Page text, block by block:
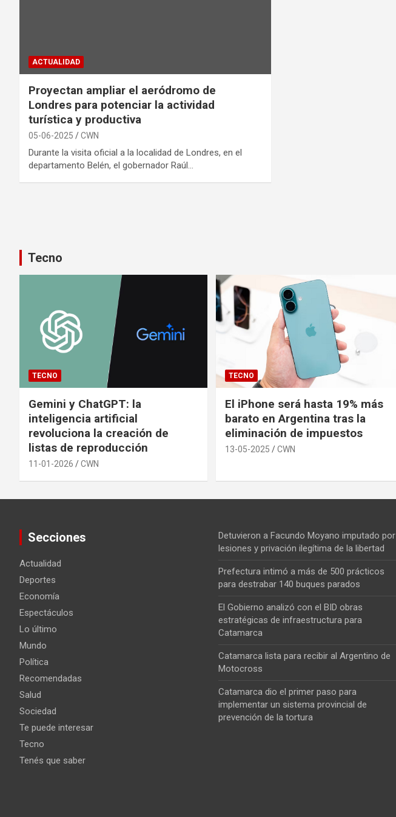
ACTUALIDAD
Proyectan ampliar el aeródromo de
Londres para potenciar la actividad
turística y productiva
05-06-2025 CWN
Durante la visita oficial a la localidad de Londres, en el
departamento Belén, el gobernador Raúl…
Tecno
TECNO
Gemini y ChatGPT: la
inteligencia artificial
revoluciona la creación de
listas de reproducción
11-01-2026 CWN
TECNO
El iPhone será hasta 19% más
barato en Argentina tras la
eliminación de impuestos
13-05-2025 CWN
Secciones
Actualidad
Deportes
Economía
Espectáculos
Lo último
Mundo
Política
Recomendadas
Salud
Sociedad
Te puede interesar
Tecno
Tenés que saber
Detuvieron a Facundo Moyano imputado por
lesiones y privación ilegítima de la libertad
Prefectura intimó a más de 500 prácticos
para destrabar 140 buques parados
El Gobierno analizó con el BID obras
estratégicas de infraestructura para
Catamarca
Catamarca lista para recibir al Argentino de
Motocross
Catamarca dio el primer paso para
implementar un sistema provincial de
prevención de la tortura